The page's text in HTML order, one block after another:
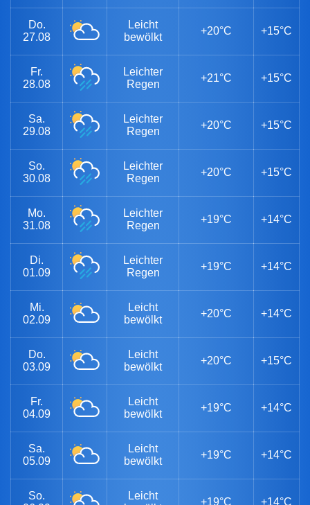
Do.
27.08
Leicht
bewölkt
+20°C +15°C
Fr.
28.08
Leichter
Regen
+21°C +15°C
Sa.
29.08
Leichter
Regen
+20°C +15°C
So.
30.08
Leichter
Regen
+20°C +15°C
Mo.
31.08
Leichter
Regen
+19°C +14°C
Di.
01.09
Leichter
Regen
+19°C +14°C
Mi.
02.09
Leicht
bewölkt
+20°C +14°C
Do.
03.09
Leicht
bewölkt
+20°C +15°C
Fr.
04.09
Leicht
bewölkt
+19°C +14°C
Sa.
05.09
Leicht
bewölkt
+19°C +14°C
So.
Leicht
+19°C +14°C